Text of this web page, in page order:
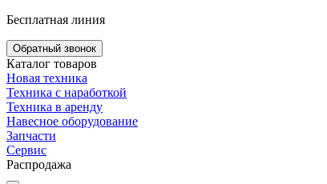
Бесплатная линия
Обратный звонок
Каталог товаров
Новая техника
Техника с наработкой
Техника в аренду
Навесное оборудование
Запчасти
Сервис
Распродажа